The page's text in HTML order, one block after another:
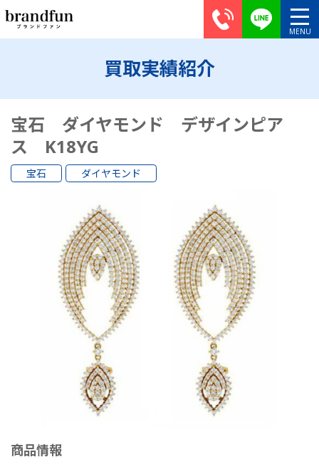
買取実績紹介
宝石 ダイヤモンド デザインピア
ス K18YG
宝石 ダイヤモンド
商品情報